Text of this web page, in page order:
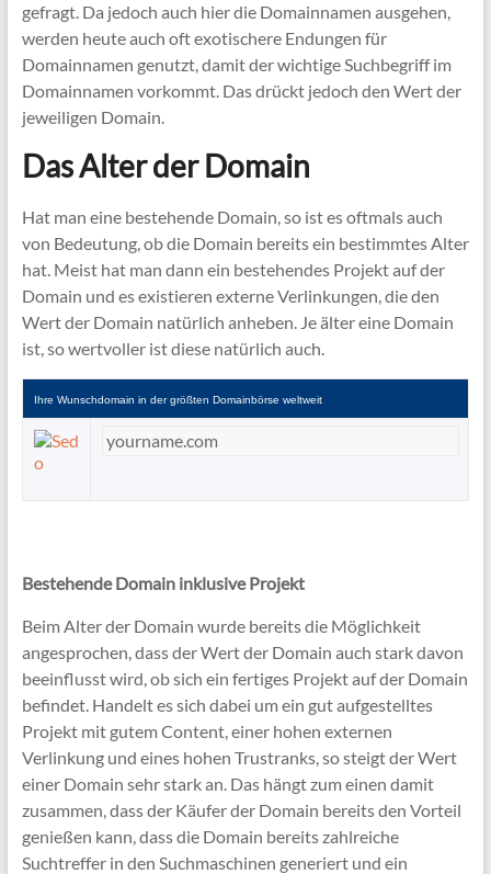
gefragt. Da jedoch auch hier die Domainnamen ausgehen,
werden heute auch oft exotischere Endungen für
Domainnamen genutzt, damit der wichtige Suchbegriff im
Domainnamen vorkommt. Das drückt jedoch den Wert der
jeweiligen Domain.
Das Alter der Domain
Hat man eine bestehende Domain, so ist es oftmals auch
von Bedeutung, ob die Domain bereits ein bestimmtes Alter
hat. Meist hat man dann ein bestehendes Projekt auf der
Domain und es existieren externe Verlinkungen, die den
Wert der Domain natürlich anheben. Je älter eine Domain
ist, so wertvoller ist diese natürlich auch.
Ihre Wunschdomain in der größten Domainbörse weltweit
Bestehende Domain inklusive Projekt
Beim Alter der Domain wurde bereits die Möglichkeit
angesprochen, dass der Wert der Domain auch stark davon
beeinflusst wird, ob sich ein fertiges Projekt auf der Domain
befindet. Handelt es sich dabei um ein gut aufgestelltes
Projekt mit gutem Content, einer hohen externen
Verlinkung und eines hohen Trustranks, so steigt der Wert
einer Domain sehr stark an. Das hängt zum einen damit
zusammen, dass der Käufer der Domain bereits den Vorteil
genießen kann, dass die Domain bereits zahlreiche
Suchtreffer in den Suchmaschinen generiert und ein